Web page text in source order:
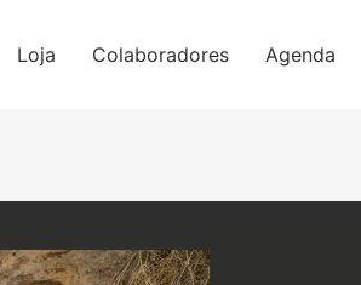
Loja Colaboradores Agenda